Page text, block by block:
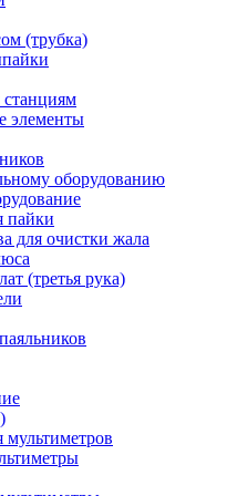
(трубка)
станциям
элементы
оборудованию
пайки
для очистки жала
(третья рука)
мультиметров